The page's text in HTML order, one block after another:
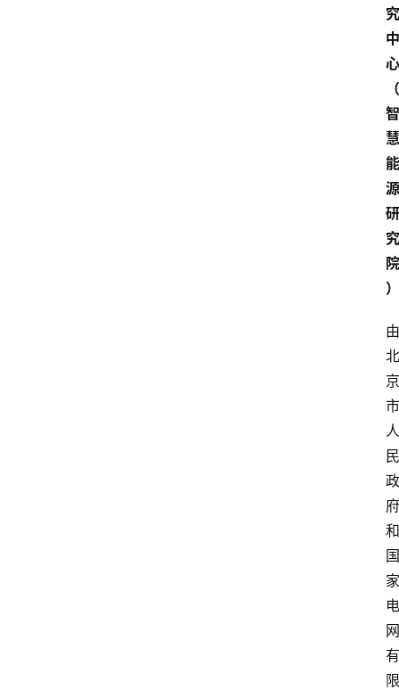
究
中
心
（
智
慧
能
源
研
究
院
）
由
北
京
市
人
民
政
府
和
国
家
电
网
有
限